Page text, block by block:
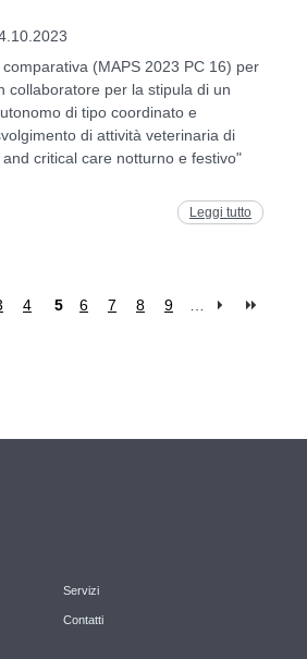
(MAPS 2023 PC 16) per
collaboratore per la stipula di un
di tipo coordinato e
di attività veterinaria di
critical care notturno e festivo"
Leggi tutto
4 5 6 7 8 9
Servizi
Contatti